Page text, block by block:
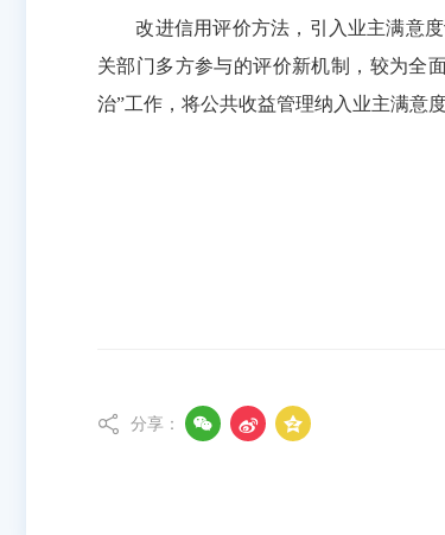
改进信用评价方法，引入业主满意度
关部门多方参与的评价新机制，较为全
治”工作，将公共收益管理纳入业主满意
 分享：   